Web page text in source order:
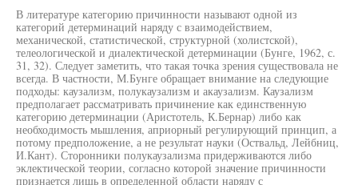
В литературе категорию причинности называют одной из
категорий детерминаций наряду с взаимодействием,
механической, статистической, структурной (холистской),
телеологической и диалектической детерминации (Бунге, 1962, с.
31, 32). Следует заметить, что такая точка зрения существовала не
всегда. В частности, М.Бунге обращает внимание на следующие
подходы: каузализм, полукаузализм и акаузализм. Каузализм
предполагает рассматривать причинение как единственную
категорию детерминации (Аристотель, К.Бернар) либо как
необходимость мышления, априорный регулирующий принцип, а
потому предположение, а не результат науки (Оствальд, Лейбниц,
И.Кант). Сторонники полукаузализма придерживаются либо
эклектической теории, согласно которой значение причинности
признается лишь в определенной области наряду с